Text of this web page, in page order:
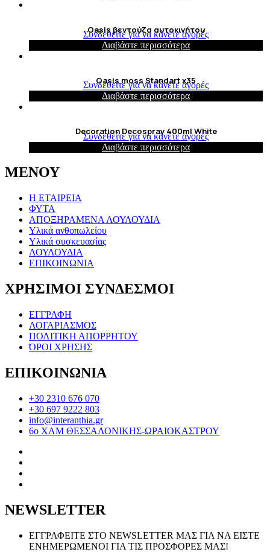
Oasis βεντούζα αυτοκινήτου
Συνδεθείτε για να κάνετε αγορές
Διαβάστε περισσότερα
Oasis moss Standart x35
Συνδεθείτε για να κάνετε αγορές
Διαβάστε περισσότερα
Decoration Decospray 400ml White
Συνδεθείτε για να κάνετε αγορές
Διαβάστε περισσότερα
ΜΕΝΟΥ
Η ΕΤΑΙΡΕΙΑ
ΦΥΤΑ
ΑΠΟΞΗΡΑΜΕΝΑ ΛΟΥΛΟΥΔΙΑ
Υλικά ανθοπωλείου
Υλικά συσκευασίας
ΛΟΥΛΟΥΔΙΑ
ΕΠΙΚΟΙΝΩΝΙΑ
ΧΡΗΣΙΜΟΙ ΣΥΝΔΕΣΜΟΙ
ΕΓΓΡΑΦΗ
ΛΟΓΑΡΙΑΣΜΟΣ
ΠΟΛΙΤΙΚΗ ΑΠΟΡΡΗΤΟΥ
ΌΡΟΙ ΧΡΗΣΗΣ
ΕΠΙΚΟΙΝΩΝΙΑ
+30 2310 676 070
+30 697 9222 803
info@interanthia.gr
6ο ΧΛΜ ΘΕΣΣΑΛΟΝΙΚΗΣ-ΩΡΑΙΟΚΑΣΤΡΟΥ
NEWSLETTER
ΕΓΓΡΑΦΕΙΤΕ ΣΤΟ NEWSLETTER ΜΑΣ ΓΙΑ ΝΑ ΕΙΣΤΕ
ΕΝΗΜΕΡΩΜΕΝΟΙ ΓΙΑ ΤΙΣ ΠΡΟΣΦΟΡΕΣ ΜΑΣ!